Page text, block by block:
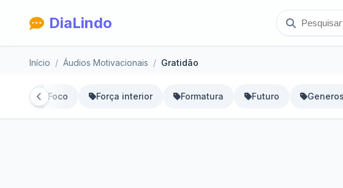
DiaLindo
Início Áudios Motivacionais Gratidão
Foco Força interior Formatura Futuro